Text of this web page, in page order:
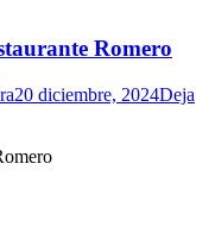
Romero
20 diciembre, 2024Deja